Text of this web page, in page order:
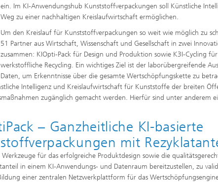
ein. Im KI-Anwendungshub Kunststoffverpackungen soll Künstliche
Weg zu einer nachhaltigen Kreislaufwirtschaft ermöglichen.
Um den Kreislauf für Kunststoffverpackungen so weit wie möglich zu
51 Partner aus Wirtschaft, Wissenschaft und Gesellschaft in zwei
zusammen: KIOpti-Pack für Design und Produktion sowie K3I-Cycling
werkstoffliche Recycling. Ein wichtiges Ziel ist der laborübergreifende
Daten, um Erkenntnisse über die gesamte Wertschöpfungskette zu
Intelligenz und Kreislaufwirtschaft für Kunststoffe der breiten
zugänglich gemacht werden. Hierfür sind unter anderem
– Ganzheitliche KI-basierte
mit
für das erfolgreiche Produktdesign sowie die
in einem KI-Anwendungs- und Datenraum bereitzustellen, zu
einer zentralen Netzwerkplattform für das